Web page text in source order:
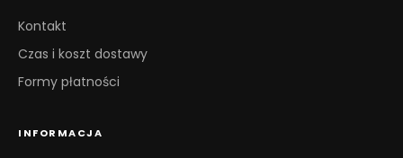
Kontakt
Czas i koszt dostawy
Formy płatności
INFORMACJA